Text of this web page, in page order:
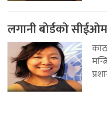
लगानी बोर्डको